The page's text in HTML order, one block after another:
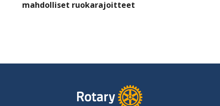
mahdolliset ruokarajoitteet